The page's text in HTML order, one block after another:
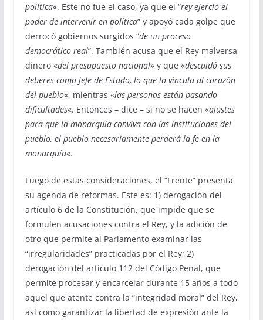
política«. Este no fue el caso, ya que el “rey ejerció el
poder de intervenir en política” y apoyó cada golpe que
derrocó gobiernos surgidos “de un proceso
democrático real”. También acusa que el Rey malversa
dinero «del presupuesto nacional» y que «descuidó sus
deberes como jefe de Estado, lo que lo vincula al corazón
del pueblo«, mientras «las personas están pasando
dificultades«. Entonces – dice – si no se hacen «ajustes
para que la monarquía conviva con las instituciones del
pueblo, el pueblo necesariamente perderá la fe en la
monarquía«.
Luego de estas consideraciones, el “Frente” presenta
su agenda de reformas. Este es: 1) derogación del
artículo 6 de la Constitución, que impide que se
formulen acusaciones contra el Rey, y la adición de
otro que permite al Parlamento examinar las
“irregularidades” practicadas por el Rey; 2)
derogación del artículo 112 del Código Penal, que
permite procesar y encarcelar durante 15 años a todo
aquel que atente contra la “integridad moral” del Rey,
así como garantizar la libertad de expresión ante la